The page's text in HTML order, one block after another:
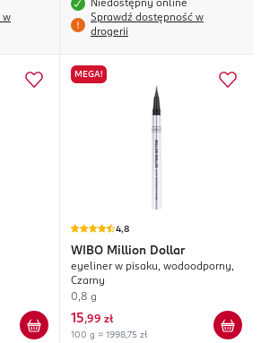
w
Niedostępny online
Sprawdź dostępność w
drogerii
MEGA!
4,8
WIBO Million Dollar
eyeliner w pisaku, wodoodporny,
Czarny
0,8 g
15,99 zł
100 g = 1998,75 zł